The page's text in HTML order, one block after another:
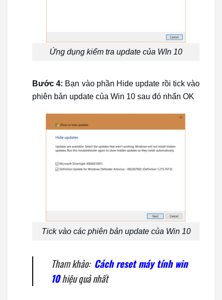
Ứng dụng kiểm tra update của WIn 10
Bước 4: Bạn vào phần Hide update rồi tick vào
phiên bản update của Win 10 sau đó nhấn OK
Tick vào các phiên bản update của Win 10
Tham khảo: Cách reset máy tính win
10hiệu quả nhất